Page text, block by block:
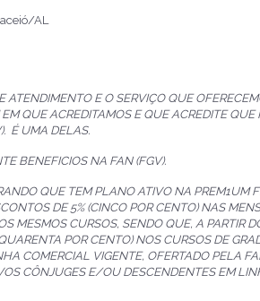
AL
E O SERVIÇO QUE
QUE ACREDITAMOS E QUE ACREDITE
É UMA DELAS.
BENEFICIOS NA FAN (FGV).
QUE TEM PLANO ATIVO NA PREM1UM
DE 5% (CINCO POR CENTO) NAS
MESMOS CURSOS, SENDO QUE, A PARTIR
POR CENTO) NOS CURSOS DE
COMERCIAL VIGENTE, OFERTADO PELA
CÔNJUGES E/OU DESCENDENTES EM